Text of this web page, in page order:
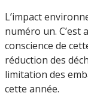
L’impact
numéro un. C’est
conscience de
réduction des
limitation des
cette année.